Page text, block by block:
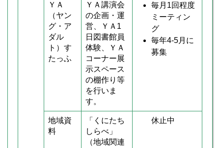
ＹＡ
（ヤン
グ・ア
ダル
ト）す
たっふ
ＹＡ講演会
の企画・運
営、ＹＡ1
日図書館員
体験、ＹＡ
コーナー展
示スペース
の棚作り等
を行いま
す。
毎月1回程度
ミーティン
グ
毎年4-5月に
募集
地域資
料
「くにたち
しらべ」
（地域関連
休止中